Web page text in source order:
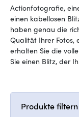
Actionfotografie,
einen kabellosen
haben genau die
Qualität Ihrer Fotos,
erhalten Sie die
Sie einen Blitz, der
Produkte filtern